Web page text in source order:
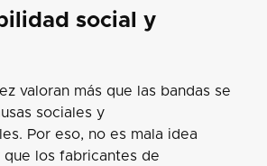
social y
valoran más que las bandas se
sociales y
Por eso, no es mala idea
los fabricantes de